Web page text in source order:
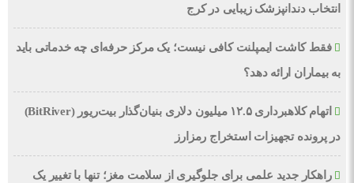
انتخاب دندانپزشک زیبایی در کرج
فقط کاشت ایمپلنت کافی نیست؛ یک مرکز حرفه‌ای چه خدماتی باید
به بیماران ارائه دهد؟
اتهام کلاهبرداری ۱۲.۵ میلیون دلاری بنیان‌گذار بیت‌ریور (BitRiver)
در پرونده تجهیزات استخراج رمزارز
راهکار جدید علمی برای جلوگیری از سلامت مغز؛ تنها با تغییر یک